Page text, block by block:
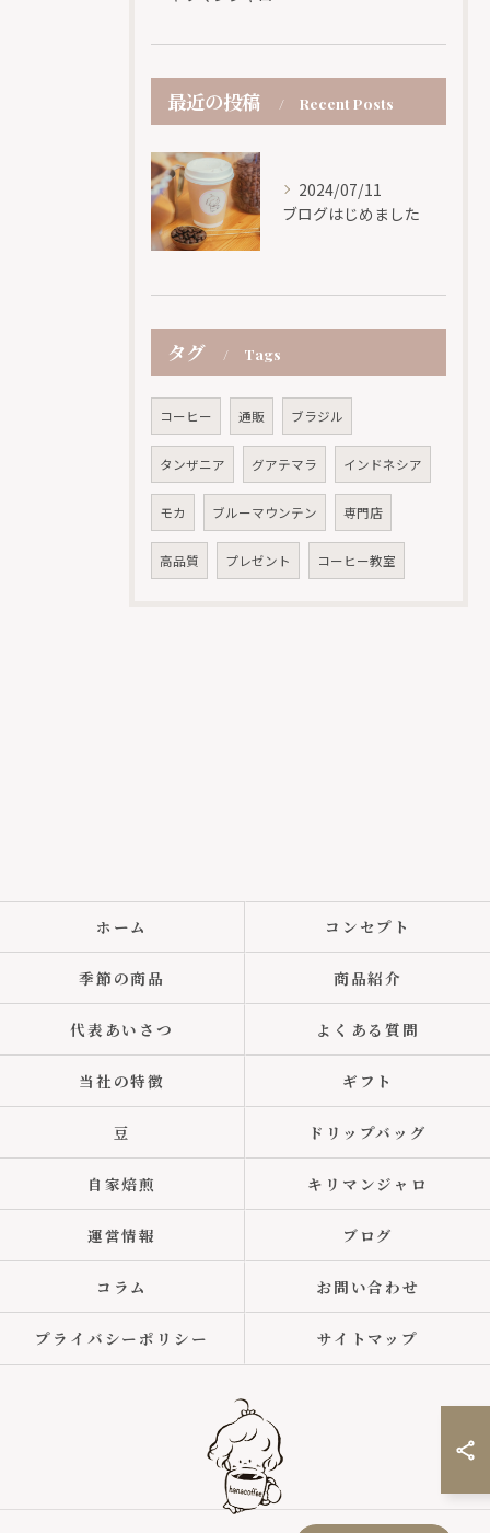
最近の投稿 Recent Posts
2024/07/11
ブログはじめました
タグ Tags
コーヒー 通販 ブラジル
タンザニア グアテマラ インドネシア
モカ ブルーマウンテン 専門店
高品質 プレゼント コーヒー教室
ホーム コンセプト
季節の商品 商品紹介
代表あいさつ よくある質問
当社の特徴 ギフト
豆 ドリップバッグ
自家焙煎 キリマンジャロ
運営情報 ブログ
コラム お問い合わせ
プライバシーポリシー サイトマップ